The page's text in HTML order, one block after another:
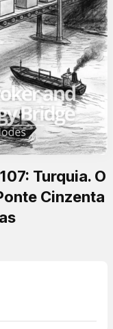
Turquia. O
Cinzenta